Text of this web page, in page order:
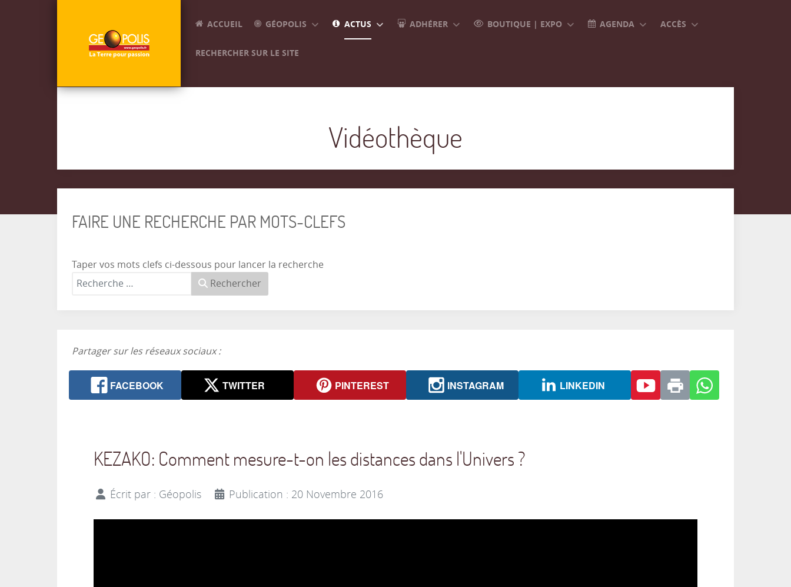
ACCUEIL GÉOPOLIS ACTUS ADHÉRER BOUTIQUE | EXPO AGENDA ACCÈS
RECHERCHER SUR LE SITE
Vidéothèque
FAIRE UNE RECHERCHE PAR MOTS-CLEFS
Taper vos mots clefs ci-dessous pour lancer la recherche
Rechercher
Partager sur les réseaux sociaux :
FACEBOOK TWITTER PINTEREST INSTAGRAM LINKEDIN
KEZAKO: Comment mesure-t-on les distances dans l'Univers ?
Écrit par : Géopolis Publication : 20 Novembre 2016